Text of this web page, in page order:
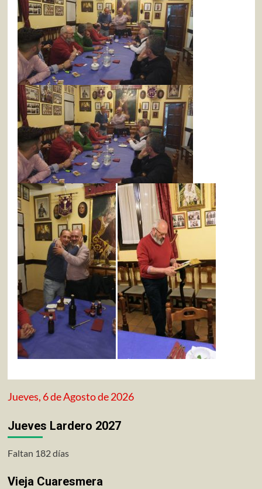
Jueves, 6 de Agosto de 2026
Jueves Lardero 2027
Faltan 182 días
Vieja Cuaresmera